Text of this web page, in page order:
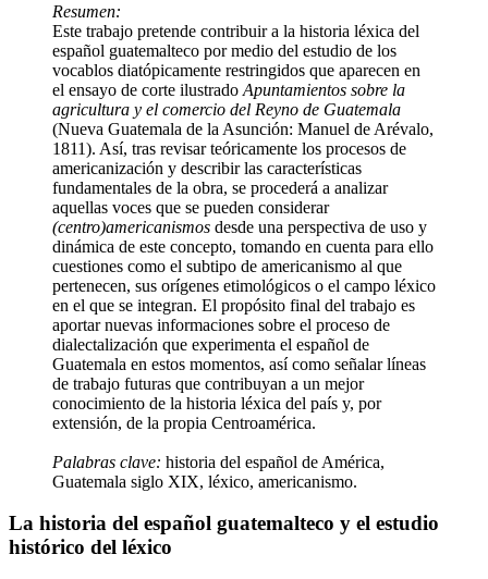
Resumen:
Este trabajo pretende contribuir a la historia léxica del
español guatemalteco por medio del estudio de los
vocablos diatópicamente restringidos que aparecen en
el ensayo de corte ilustrado Apuntamientos sobre la
agricultura y el comercio del Reyno de Guatemala
(Nueva Guatemala de la Asunción: Manuel de Arévalo,
1811). Así, tras revisar teóricamente los procesos de
americanización y describir las características
fundamentales de la obra, se procederá a analizar
aquellas voces que se pueden considerar
(centro)americanismos desde una perspectiva de uso y
dinámica de este concepto, tomando en cuenta para ello
cuestiones como el subtipo de americanismo al que
pertenecen, sus orígenes etimológicos o el campo léxico
en el que se integran. El propósito final del trabajo es
aportar nuevas informaciones sobre el proceso de
dialectalización que experimenta el español de
Guatemala en estos momentos, así como señalar líneas
de trabajo futuras que contribuyan a un mejor
conocimiento de la historia léxica del país y, por
extensión, de la propia Centroamérica.
Palabras clave: historia del español de América,
Guatemala siglo XIX, léxico, americanismo.
La historia del español guatemalteco y el estudio
histórico del léxico